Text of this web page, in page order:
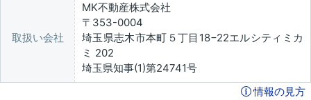
取扱い会社
MK不動産株式会社
〒353-0004
埼玉県志木市本町５丁目18−22エルシティミカ
ミ 202
埼玉県知事(1)第24741号
情報の見方